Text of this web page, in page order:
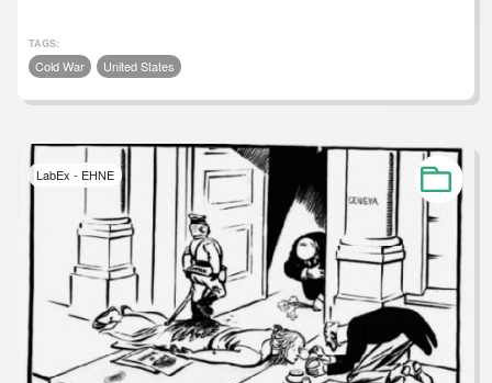
TAGS:
Cold War United States
LabEx - EHNE